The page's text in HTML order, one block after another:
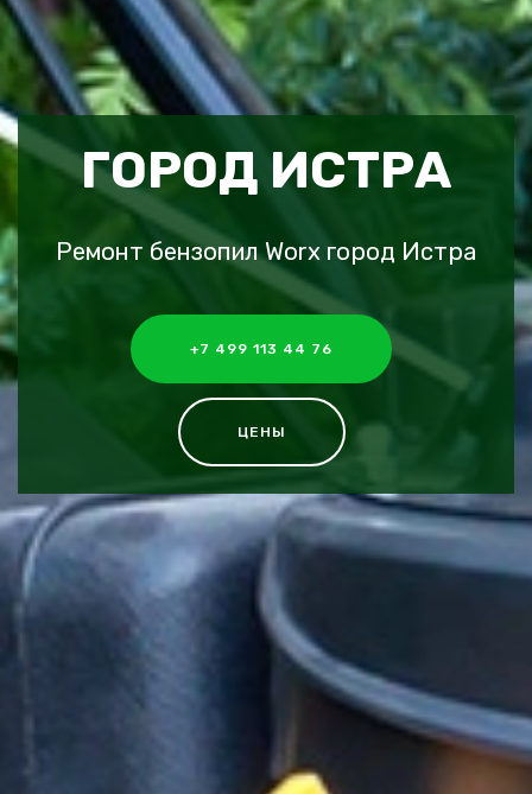
ГОРОД ИСТРА
Ремонт бензопил Worx город Истра
+7 499 113 44 76
ЦЕНЫ